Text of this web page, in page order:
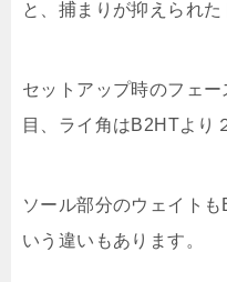
と、捕まりが抑えられた
セットアップ時のフェ
目、ライ角はB2HTより
ソール部分のウェイト
いう違いもあります。